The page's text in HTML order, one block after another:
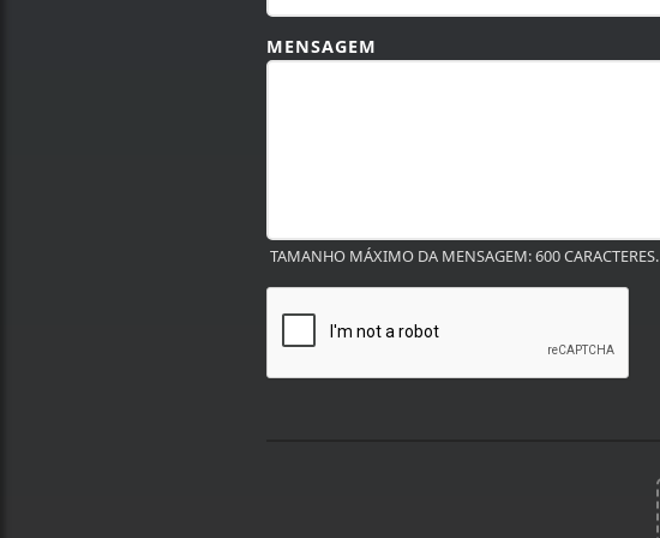
MENSAGEM
TAMANHO MÁXIMO DA MENSAGEM: 600 CARACTERES.